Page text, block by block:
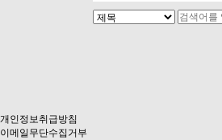
개인정보취급방침
이메일무단수집거부